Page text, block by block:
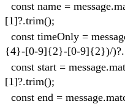
const name =
[1]?.trim();
const timeOnly =
{4}-[0-9]{2}-[0-9]{2})/
const start =
[1]?.trim();
const end =